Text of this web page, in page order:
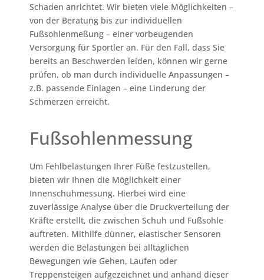
Schaden anrichtet. Wir bieten viele Möglichkeiten –
von der Beratung bis zur individuellen
Fußsohlenmeßung – einer vorbeugenden
Versorgung für Sportler an. Für den Fall, dass Sie
bereits an Beschwerden leiden, können wir gerne
prüfen, ob man durch individuelle Anpassungen –
z.B. passende Einlagen – eine Linderung der
Schmerzen erreicht.
Fußsohlenmessung
Um Fehlbelastungen Ihrer Füße festzustellen,
bieten wir Ihnen die Möglichkeit einer
Innenschuhmessung. Hierbei wird eine
zuverlässige Analyse über die Druckverteilung der
Kräfte erstellt, die zwischen Schuh und Fußsohle
auftreten. Mithilfe dünner, elastischer Sensoren
werden die Belastungen bei alltäglichen
Bewegungen wie Gehen, Laufen oder
Treppensteigen aufgezeichnet und anhand dieser